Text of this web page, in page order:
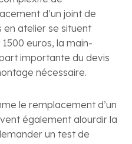
d’un joint de
en atelier se situent
euros, la main-
importante du devis
nécessaire.
le remplacement d’un
également alourdir la
un test de